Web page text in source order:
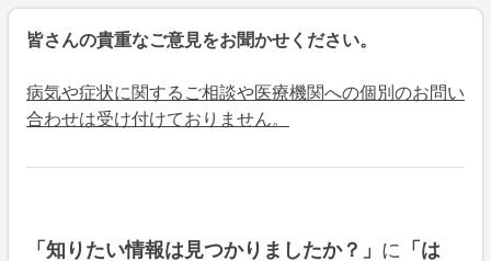
皆さんの貴重なご意見をお聞かせください。
病気や症状に関するご相談や医療機関への個別のお問い
合わせは受け付けておりません。
「知りたい情報は見つかりましたか？」 に 「は